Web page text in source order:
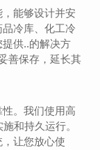
能够设计并安
冷库、化工冷
供..的解决方
善保存，延长其
。我们使用高
和持久运行。
让您放心使